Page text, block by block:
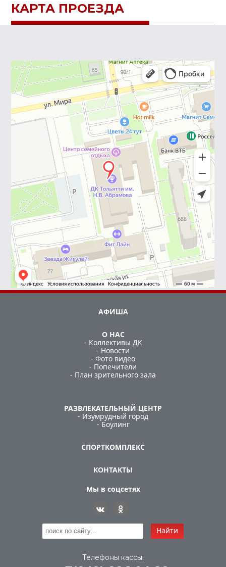
КАРТА ПРОЕЗДА
АФИША
О НАС
- Коллективы ДК
- Новости
- Фото видео
- Попечители
- План зрительного зала
РАЗВЛЕКАТЕЛЬНЫЙ ЦЕНТР
- Изумрудный город
- Боулинг
СПОРТКОМПЛЕКС
КОНТАКТЫ
Мы в соцсетях
Найти
Телефоны кассы: